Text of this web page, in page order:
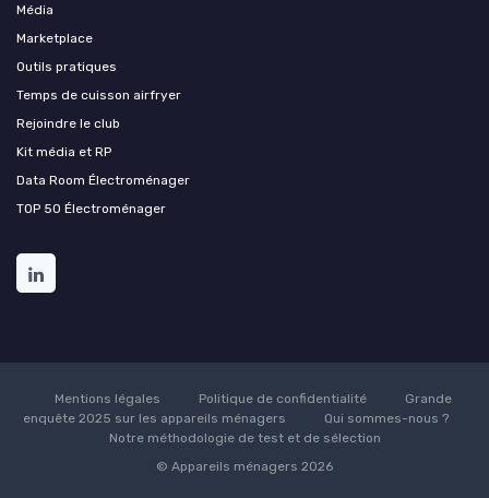
Média
Marketplace
Outils pratiques
Temps de cuisson airfryer
Rejoindre le club
Kit média et RP
Data Room Électroménager
TOP 50 Électroménager
Mentions légales Politique de confidentialité
Grande
enquête 2025 sur les appareils ménagers
Qui sommes-nous ?
Notre méthodologie de test et de sélection
© Appareils ménagers 2026